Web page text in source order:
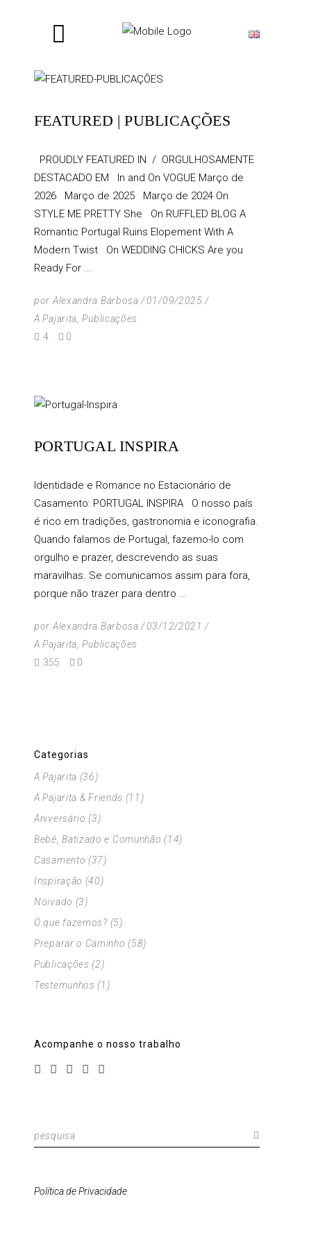
FEATURED | PUBLICAÇÕES
PROUDLY FEATURED IN / ORGULHOSAMENTE
DESTACADO EM In and On VOGUE Março de
2026 Março de 2025 Março de 2024 On
STYLE ME PRETTY She On RUFFLED BLOG A
Romantic Portugal Ruins Elopement With A
Modern Twist On WEDDING CHICKS Are you
Ready For
por Alexandra Barbosa
01/09/2025
A Pajarita ,Publicações
4
0
PORTUGAL INSPIRA
Identidade e Romance no Estacionário de
Casamento: PORTUGAL INSPIRA O nosso país
é rico em tradições, gastronomia e iconografia.
Quando falamos de Portugal, fazemo-lo com
orgulho e prazer, descrevendo as suas
maravilhas. Se comunicamos assim para fora,
porque não trazer para dentro
por Alexandra Barbosa
03/12/2021
A Pajarita ,Publicações
355
0
Categorias
A Pajarita (36)
A Pajarita & Friends (11)
Aniversário (3)
Bebé, Batizado e Comunhão (14)
Casamento (37)
Inspiração (40)
Noivado (3)
O que fazemos? (5)
Preparar o Caminho (58)
Publicações (2)
Testemunhos (1)
Acompanhe o nosso trabalho
Pesquisar
por:
Política de Privacidade